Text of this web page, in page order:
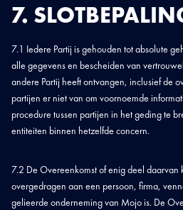
7.
7.1 Iedere Partij is gehouden tot absolute
alle gegevens en bescheiden van
andere Partij heeft ontvangen, inclusief de
partijen er niet van om voornoemde
procedure tussen partijen in het geding te
entiteiten binnen hetzelfde concern.
7.2 De Overeenkomst of enig deel
overgedragen aan een persoon, firma,
gelieerde onderneming van Mojo is. De